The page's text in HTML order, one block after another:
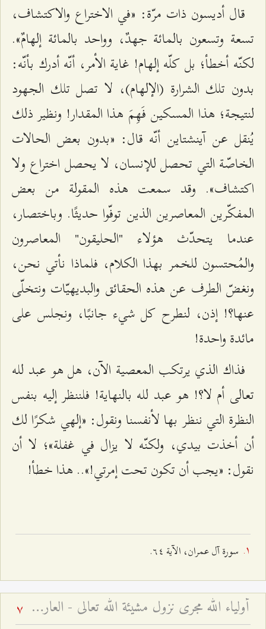
قال أديسون ذات مرّة: «في الاختراع والاكتشاف،
تسعة وتسعون بالمائة جهدٌ، وواحد بالمائة إلهامٌ».
لكنّه أخطأ؛ بل كلّه إلهام! غاية الأمر، أنّه أدرك بأنّه:
بدون تلك الشرارة (الإلهام)، لا تصل تلك الجهود
لنتيجة؛ هذا المسكين فَهِمَ هذا المقدار! ونظير ذلك
يُنقل عن آينشتاين أنّه قال: «بدون بعض الحالات
الخاصّة التي تحصل للإنسان، لا يحصل اختراع ولا
اكتشاف». وقد سمعت هذه المقولة من بعض
المفكّرين المعاصرين الذين توفّوا حديثًا. وباختصار،
عندما يتحدّث هؤلاء "الحليقون" المعاصرون
والمُحتسون للخمر بهذا الكلام، فلماذا نأتي نحن،
ونغضّ الطرف عن هذه الحقائق والبديهيّات ونتخلّى
عنها؟! إذن، لنطرح كل شيء جانبًا، ونجلس على
مائدة واحدة!
فذاك الذي يرتكب المعصية الآن، هل هو عبد لله
تعالى أم لا؟! هو عبد لله بالنهاية! فلننظر إليه بنفس
النظرة التي ننظر بها لأنفسنا ونقول: «إلهي شكرًا لك
أن أخذت بيدي، ولكنّه لا يزال في غفلة»؛ لا أن
نقول: «يجب أن تكون تحت إمرتي!».. هذا خطأ!
سورة آل عمران، الآية ٦٤.
أولياء الله مجرى نزول مشيئة الله تعالى - العارف بين النظرتين التشريعيّة والتكوينيّة 7